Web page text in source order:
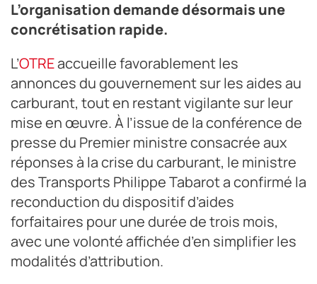
L’organisation demande désormais une
concrétisation rapide.
L’OTREaccueille favorablement les
annonces du gouvernement sur les aides au
carburant, tout en restant vigilante sur leur
mise en œuvre. À l’issue de la conférence de
presse du Premier ministre consacrée aux
réponses à la crise du carburant, le ministre
des Transports Philippe Tabarot a confirmé la
reconduction du dispositif d’aides
forfaitaires pour une durée de trois mois,
avec une volonté affichée d’en simplifier les
modalités d’attribution.